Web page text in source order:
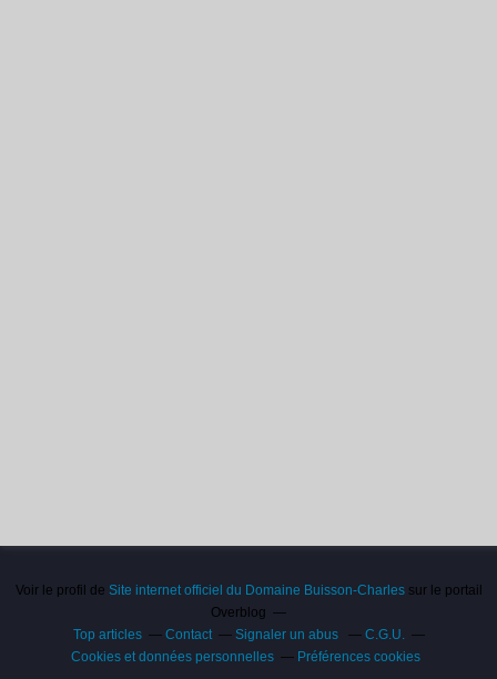
Voir le profil de Site internet officiel du Domaine Buisson-Charlessur le portail
Overblog
Top articles
Contact Signaler un abus
C.G.U.
Cookies et données personnelles
Préférences cookies